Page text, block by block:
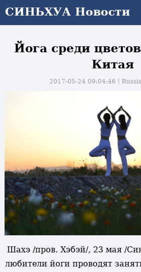
СИНЬХУА Новости
Йога среди
Китая
2017-05-24 09:04:46丨
Шахэ /пров. Хэбэй/, 23 мая /
любители йоги проводят